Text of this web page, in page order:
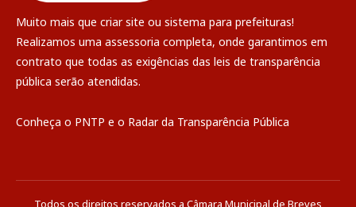
Muito mais que criar site ou sistema para prefeituras!
Realizamos uma assessoria completa, onde garantimos em
contrato que todas as exigências das leis de transparência
pública serão atendidas.
Conheça o PNTP e o Radar da Transparência Pública
Todos os direitos reservados a Câmara Municipal de Breves